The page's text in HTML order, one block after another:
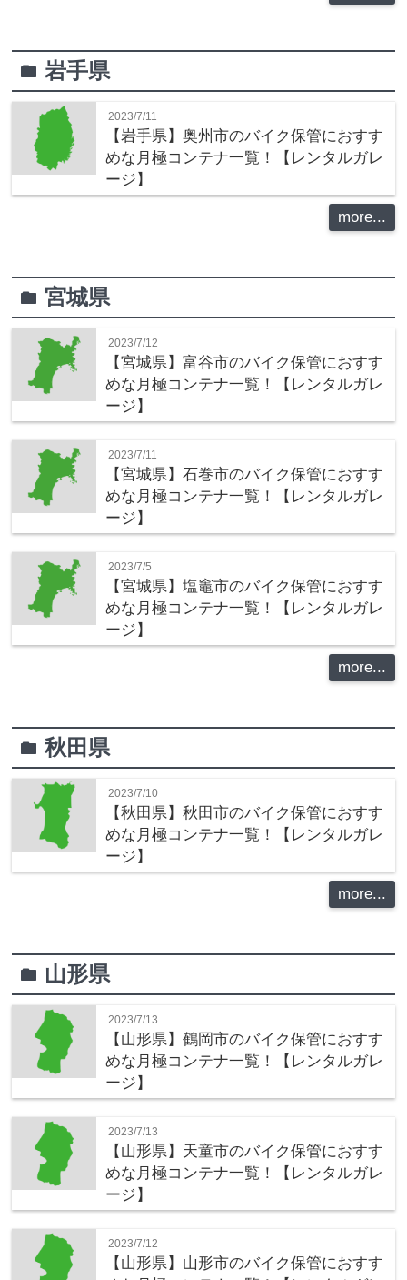
folder岩手県
2023/7/11
【岩手県】奥州市のバイク保管におすす
めな月極コンテナ一覧！【レンタルガレ
ージ】
more...
folder 宮城県
2023/7/12
【宮城県】富谷市のバイク保管におすす
めな月極コンテナ一覧！【レンタルガレ
ージ】
2023/7/11
【宮城県】石巻市のバイク保管におすす
めな月極コンテナ一覧！【レンタルガレ
ージ】
2023/7/5
【宮城県】塩竈市のバイク保管におすす
めな月極コンテナ一覧！【レンタルガレ
ージ】
more...
folder秋田県
2023/7/10
【秋田県】秋田市のバイク保管におすす
めな月極コンテナ一覧！【レンタルガレ
ージ】
more...
folder 山形県
2023/7/13
【山形県】鶴岡市のバイク保管におすす
めな月極コンテナ一覧！【レンタルガレ
ージ】
2023/7/13
【山形県】天童市のバイク保管におすす
めな月極コンテナ一覧！【レンタルガレ
ージ】
2023/7/12
【山形県】山形市のバイク保管におすす